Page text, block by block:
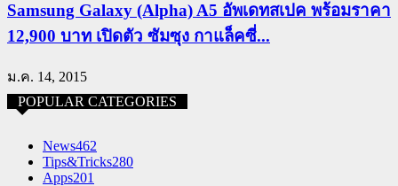
Samsung Galaxy (Alpha) A5 อัพเดทสเปค พร้อมราคา
12,900 บาท เปิดตัว ซัมซุง กาแล็คซี่...
ม.ค. 14, 2015
POPULAR CATEGORIES
News462
Tips&Tricks280
Apps201